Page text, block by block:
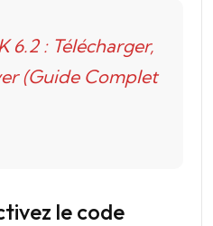
6.2 : Télécharger,
(Guide Complet
le code